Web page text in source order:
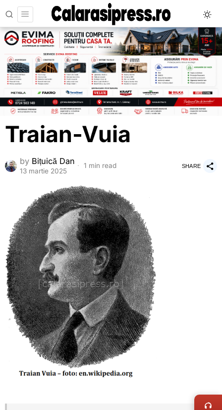
Traian-Vuia
by Bițuică Dan
13 martie 2025
1 min read SHARE